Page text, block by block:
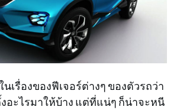
เรื่องของฟีเจอร์ต่างๆ ของตัวรถว่า
อะไรมาให้บ้าง แต่ที่แน่ๆ ก็น่าจะหนี